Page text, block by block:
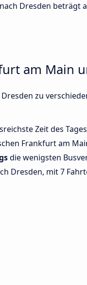
Dresden beträgt
am Main
zu
Zeit des
Frankfurt am
die wenigsten
Dresden, mit 7